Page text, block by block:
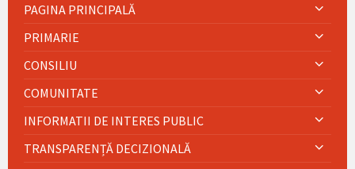
PAGINA PRINCIPALĂ
PRIMARIE
CONSILIU
COMUNITATE
INFORMATII DE INTERES PUBLIC
TRANSPARENȚĂ DECIZIONALĂ